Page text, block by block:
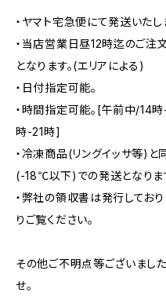
・ヤマト宅急便にて発送いたし
・当店営業日昼12時迄のご注
となります。(エリアによる)
・日付指定可能。
・時間指定可能。[午前中/14
時-21時]
・冷凍商品(リングイッサ等)
(-18℃以下)での発送となりま
・弊社の領収書は発行してお
りご覧ください。
その他ご不明点等ございまし
せ。